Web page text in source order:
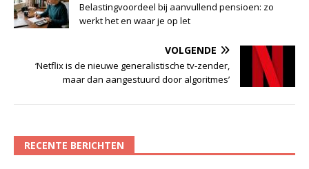
Belastingvoordeel bij aanvullend pensioen: zo
werkt het en waar je op let
VOLGENDE
‘Netflix is de nieuwe generalistische tv-zender,
maar dan aangestuurd door algoritmes’
RECENTE BERICHTEN